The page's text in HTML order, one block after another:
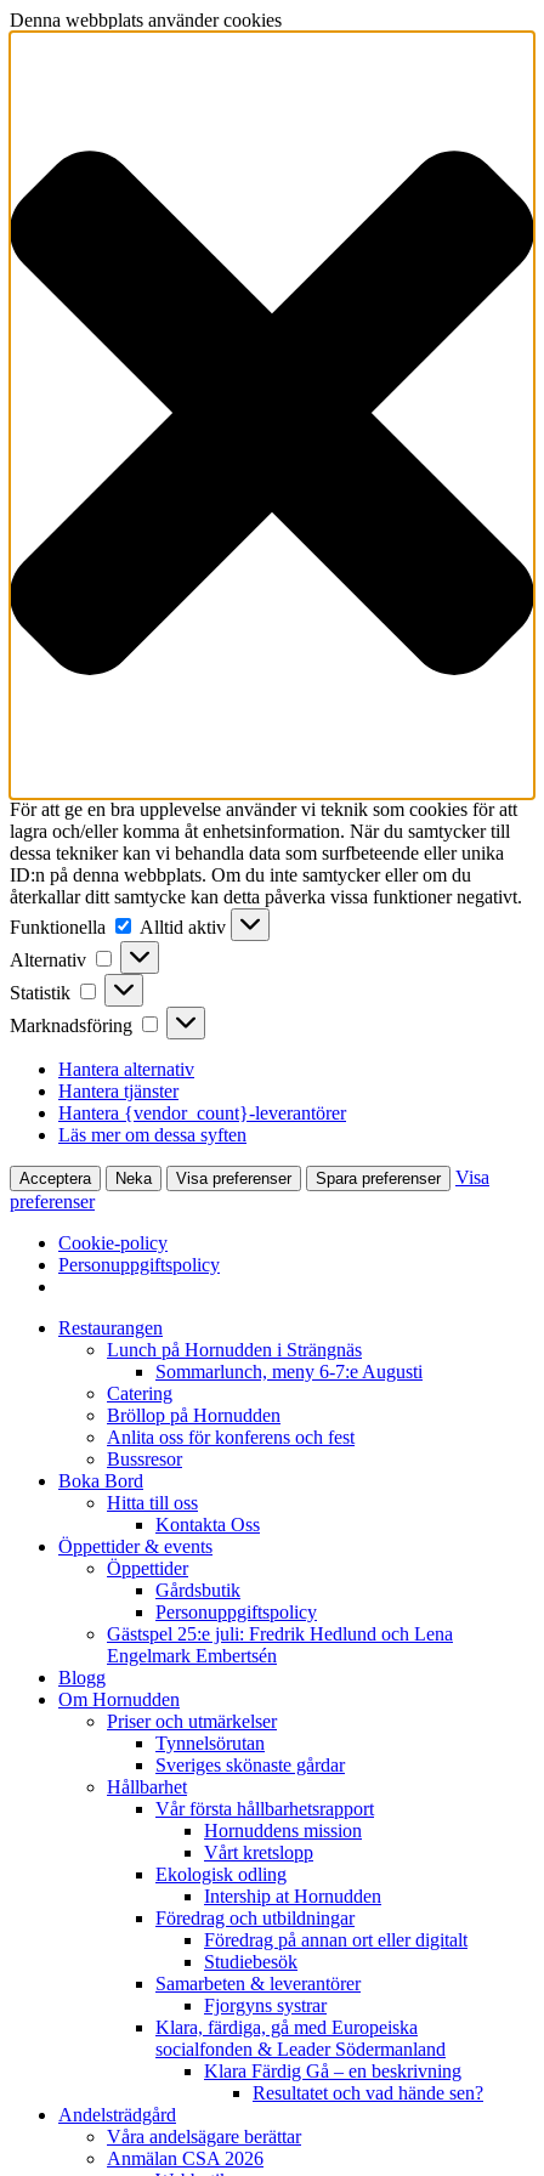
Denna webbplats använder cookies
För att ge en bra upplevelse använder vi teknik som cookies för att
lagra och/eller komma åt enhetsinformation. När du samtycker till
dessa tekniker kan vi behandla data som surfbeteende eller unika
ID:n på denna webbplats. Om du inte samtycker eller om du
återkallar ditt samtycke kan detta påverka vissa funktioner negativt.
Funktionella
Funktionella
Alltid aktiv
Alternativ
Alternativ
Statistik Statistik
Marknadsföring Marknadsföring
Hantera alternativ
Hantera tjänster
Hantera {vendor_count}-leverantörer
Läs mer om dessa syften
Acceptera Neka Visa preferenser Spara preferenser
Visa
preferenser
Cookie-policy
Personuppgiftspolicy
Restaurangen
Lunch på Hornudden i Strängnäs
Sommarlunch, meny 6-7:e Augusti
Catering
Bröllop på Hornudden
Anlita oss för konferens och fest
Bussresor
Boka Bord
Hitta till oss
Kontakta Oss
Öppettider & events
Öppettider
Gårdsbutik
Personuppgiftspolicy
Gästspel 25:e juli: Fredrik Hedlund och Lena
Engelmark Embertsén
Blogg
Om Hornudden
Priser och utmärkelser
Tynnelsörutan
Sveriges skönaste gårdar
Hållbarhet
Vår första hållbarhetsrapport
Hornuddens mission
Vårt kretslopp
Ekologisk odling
Intership at Hornudden
Föredrag och utbildningar
Föredrag på annan ort eller digitalt
Studiebesök
Samarbeten & leverantörer
Fjorgyns systrar
Klara, färdiga, gå med Europeiska
socialfonden & Leader Södermanland
Klara Färdig Gå – en beskrivning
Resultatet och vad hände sen?
Andelsträdgård
Våra andelsägare berättar
Anmälan CSA 2026